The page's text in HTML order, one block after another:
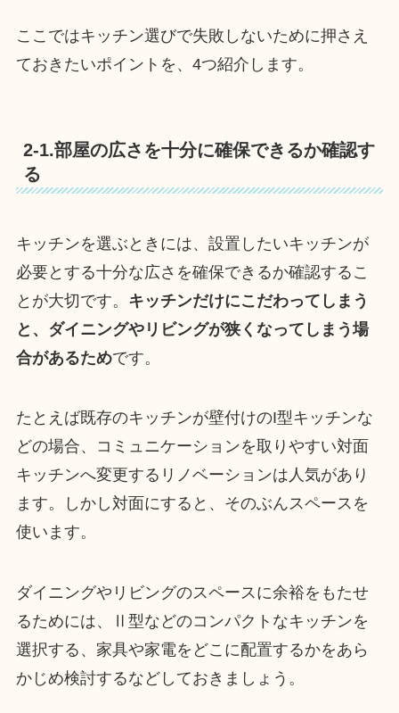
ここではキッチン選びで失敗しないために押さえ
ておきたいポイントを、4つ紹介します。
2-1.部屋の広さを十分に確保できるか確認す
る
キッチンを選ぶときには、設置したいキッチンが
必要とする十分な広さを確保できるか確認するこ
とが大切です。 キッチンだけにこだわってしまう
と、ダイニングやリビングが狭くなってしまう場
合があるためです。
たとえば既存のキッチンが壁付けのI型キッチンな
どの場合、コミュニケーションを取りやすい対面
キッチンへ変更するリノベーションは人気があり
ます。しかし対面にすると、そのぶんスペースを
使います。
ダイニングやリビングのスペースに余裕をもたせ
るためには、Ⅱ型などのコンパクトなキッチンを
選択する、家具や家電をどこに配置するかをあら
かじめ検討するなどしておきましょう。